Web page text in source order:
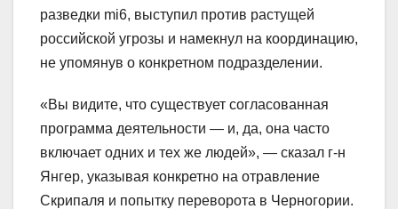
разведки mi6, выступил против растущей
российской угрозы и намекнул на координацию,
не упомянув о конкретном подразделении.
«Вы видите, что существует согласованная
программа деятельности — и, да, она часто
включает одних и тех же людей», — сказал г-н
Янгер, указывая конкретно на отравление
Скрипаля и попытку переворота в Черногории.